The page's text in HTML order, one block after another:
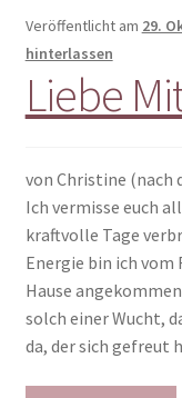
Erfahrungen
Warenkorb
Veröffentlicht am 29.
hinterlassen
Liebe
von Christine (nach
Ich vermisse euch
kraftvolle Tage
Energie bin ich vom
Hause
solch einer Wucht,
da, der sich